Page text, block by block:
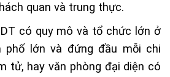
quan và trung thực.
có quy mô và tổ chức lớn ở
phố lớn và đứng đầu mỗi chi
tử, hay văn phòng đại diện có